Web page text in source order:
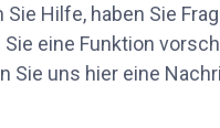
Sie Hilfe, haben Sie
eine Funktion
Sie uns hier eine